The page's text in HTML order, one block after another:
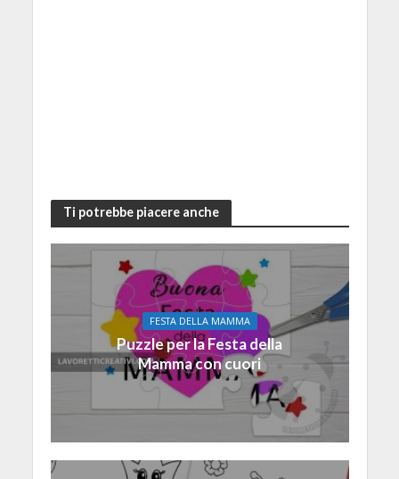
Ti potrebbe piacere anche
FESTA DELLA MAMMA
Puzzle per la Festa della
Mamma con cuori